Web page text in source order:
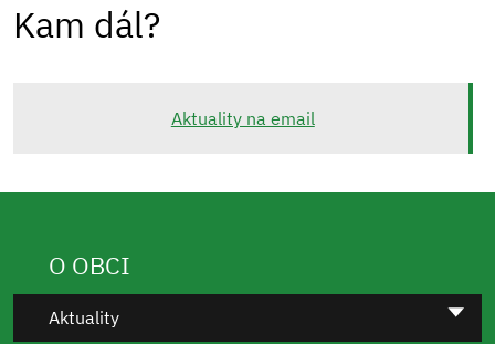
Kam dál?
Aktuality na email
O OBCI
Aktuality